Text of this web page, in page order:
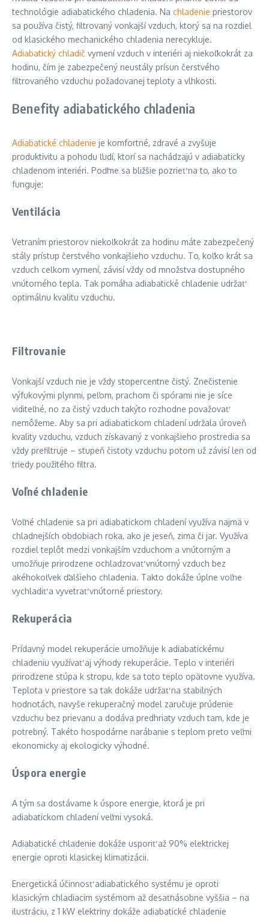
technológie adiabatického chladenia. Na chladenie priestorov
sa používa čistý, filtrovaný vonkajší vzduch, ktorý sa na rozdiel
od klasického mechanického chladenia nerecykluje.
Adiabatický chladič vymení vzduch v interiéri aj niekoľkokrát za
hodinu, čím je zabezpečený neustály prísun čerstvého
filtrovaného vzduchu požadovanej teploty a vlhkosti.
Benefity adiabatického chladenia
Adiabatické chladenie je komfortné, zdravé a zvyšuje
produktivitu a pohodu ľudí, ktorí sa nachádzajú v adiabaticky
chladenom interiéri. Poďme sa bližšie pozrieť na to, ako to
funguje:
Ventilácia
Vetraním priestorov niekoľkokrát za hodinu máte zabezpečený
stály prístup čerstvého vonkajšieho vzduchu. To, koľko krát sa
vzduch celkom vymení, závisí vždy od množstva dostupného
vnútorného tepla. Tak pomáha adiabatické chladenie udržať
optimálnu kvalitu vzduchu.
Filtrovanie
Vonkajší vzduch nie je vždy stopercentne čistý. Znečistenie
výfukovými plynmi, peľom, prachom či spórami nie je síce
viditeľné, no za čistý vzduch takýto rozhodne považovať
nemôžeme. Aby sa pri adiabatickom chladení udržala úroveň
kvality vzduchu, vzduch získavaný z vonkajšieho prostredia sa
vždy prefiltruje – stupeň čistoty vzduchu potom už závisí len od
triedy použitého filtra.
Voľné chladenie
Voľné chladenie sa pri adiabatickom chladení využíva najmä v
chladnejších obdobiach roka, ako je jeseň, zima či jar. Využíva
rozdiel teplôt medzi vonkajším vzduchom a vnútorným a
umožňuje prirodzene ochladzovať vnútorný vzduch bez
akéhokoľvek ďalšieho chladenia. Takto dokáže úplne voľne
vychladiť a vyvetrať vnútorné priestory.
Rekuperácia
Prídavný model rekuperácie umožňuje k adiabatickému
chladeniu využívať aj výhody rekuperácie. Teplo v interiéri
prirodzene stúpa k stropu, kde sa toto teplo opätovne využíva.
Teplota v priestore sa tak dokáže udržať na stabilných
hodnotách, navyše rekuperačný model zaručuje prúdenie
vzduchu bez prievanu a dodáva predhriaty vzduch tam, kde je
potrebný. Takéto hospodárne narábanie s teplom preto veľmi
ekonomicky aj ekologicky výhodné.
Úspora energie
A tým sa dostávame k úspore energie, ktorá je pri
adiabatickom chladení veľmi vysoká.
Adiabatické chladenie dokáže usporiť až 90% elektrickej
energie oproti klasickej klimatizácii.
Energetická účinnosť adiabatického systému je oproti
klasickým chladiacim systémom až desaťnásobne vyššia – na
ilustráciu, z 1 kW elektriny dokáže adiabatické chladenie